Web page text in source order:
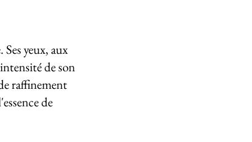
yeux, aux
de son
raffinement
de